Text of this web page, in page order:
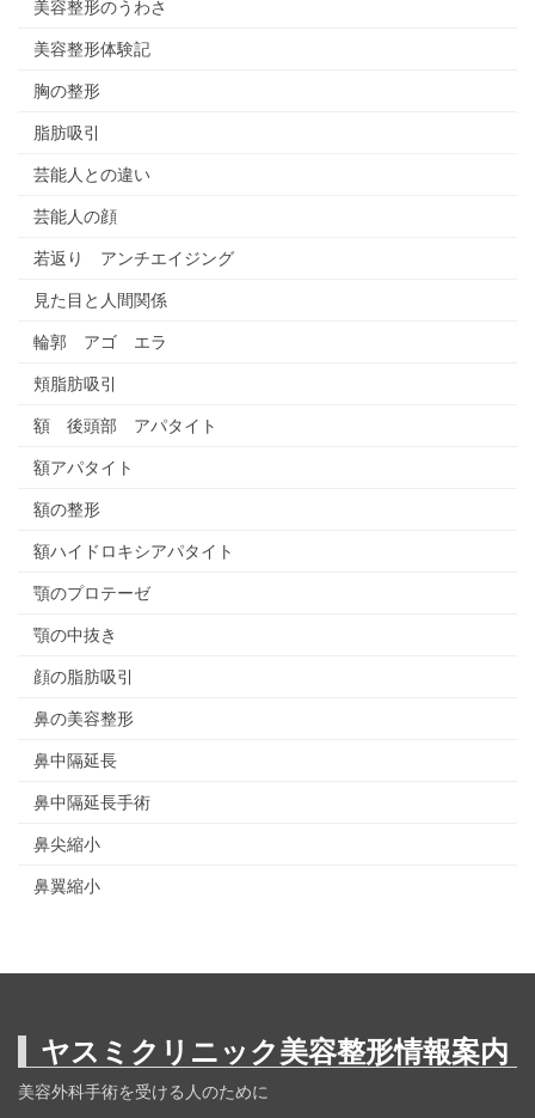
美容整形のうわさ
美容整形体験記
胸の整形
脂肪吸引
芸能人との違い
芸能人の顔
若返り アンチエイジング
見た目と人間関係
輪郭 アゴ エラ
頬脂肪吸引
額 後頭部 アパタイト
額アパタイト
額の整形
額ハイドロキシアパタイト
顎のプロテーゼ
顎の中抜き
顔の脂肪吸引
鼻の美容整形
鼻中隔延長
鼻中隔延長手術
鼻尖縮小
鼻翼縮小
ヤスミクリニック美容整形情報案内
美容外科手術を受ける人のために